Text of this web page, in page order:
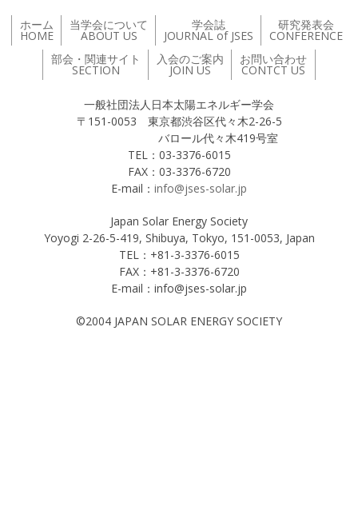
ホーム
HOME
当学会について
ABOUT US
学会誌
JOURNAL of JSES
研究発表会
CONFERENCE
部会・関連サイト
SECTION
入会のご案内
JOIN US
お問い合わせ
CONTCT US
一般社団法人日本太陽エネルギー学会
〒151-0053 東京都渋谷区代々木2-26-5
バロール代々木419号室
TEL：03-3376-6015
FAX：03-3376-6720
E-mail： info@jses-solar.jp
Japan Solar Energy Society
Yoyogi 2-26-5-419, Shibuya, Tokyo, 151-0053, Japan
TEL：+81-3-3376-6015
FAX：+81-3-3376-6720
E-mail：info@jses-solar.jp
©2004 JAPAN SOLAR ENERGY SOCIETY